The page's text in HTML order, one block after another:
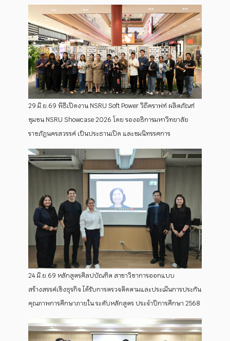
29 มิ.ย.69 พิธีเปิดงาน NSRU Soft Power วิถีคราฟท์ ผลิตภัณฑ์
ชุมชน NSRU Showcase 2026 โดย รองอธิการมหาวิทยาลัย
ราชภัฏนครสวรรค์ เป็นประธานเปิด และชมนิทรรศการ
24 มิ.ย.69 หลักสูตรศิลปบัณฑิต สาขาวิชาการออกแบบ
สร้างสรรค์เชิงธุรกิจ ได้รับการตรวจติดตามและประเมินการประกัน
คุณภาพการศึกษาภายใน ระดับหลักสูตร ประจำปีการศึกษา 2568